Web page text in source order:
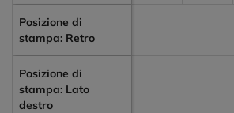
Posizione di
stampa: Retro
Posizione di
stampa: Lato
destro